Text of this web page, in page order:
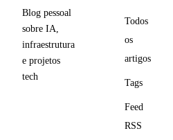
Blog pessoal
sobre IA,
infraestrutura
e projetos
tech
Todos
os
artigos
Tags
Feed
RSS